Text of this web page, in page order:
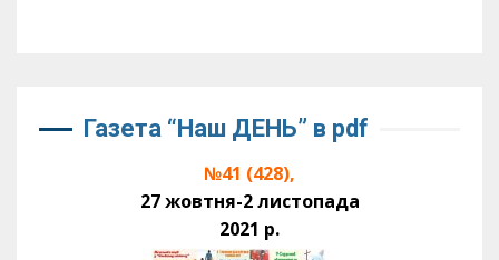
Газета “Наш ДЕНЬ” в pdf
№41 (428),
27 жовтня-2 листопада
2021 р.